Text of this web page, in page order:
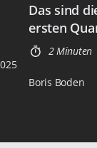
Das sind
ersten
2 Minuten
Boris Boden